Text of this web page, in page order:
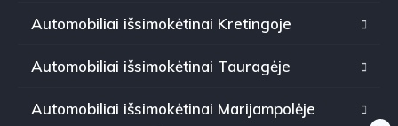
Automobiliai išsimokėtinai Kretingoje
Automobiliai išsimokėtinai Tauragėje
Automobiliai išsimokėtinai Marijampolėje